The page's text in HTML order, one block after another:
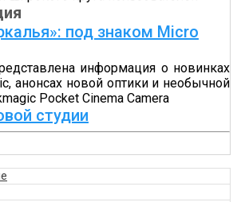
под знаком Micro
информация о новинках
анонсах новой оптики и необычной
Pocket Cinema Camera
студии